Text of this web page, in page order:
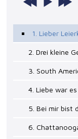
1. Lieber
2. Drei kleine
3. South
4. Liebe war
5. Bei mir bist
6.